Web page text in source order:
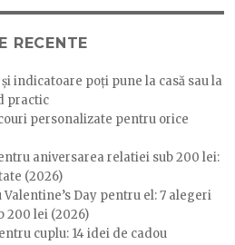
RECENTE
indicatoare poți pune la casă sau la
practic
personalizate pentru orice
aniversarea relatiei sub 200 lei:
(2026)
Valentine’s Day pentru el: 7 alegeri
200 lei (2026)
cuplu: 14 idei de cadou